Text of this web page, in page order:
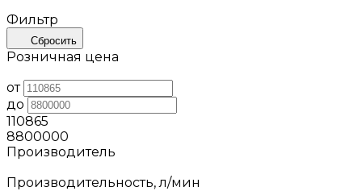
Фильтр
Сбросить
Розничная цена
от
до
110865
8800000
Производитель
Производительность, л/мин